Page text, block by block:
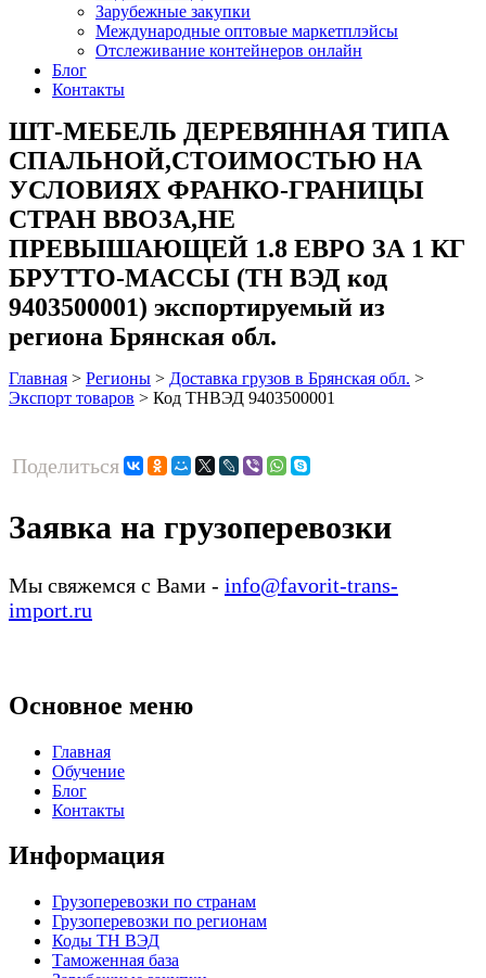
Зарубежные закупки
Международные оптовые маркетплэйсы
Отслеживание контейнеров онлайн
Блог
Контакты
ШТ-МЕБЕЛЬ ДЕРЕВЯННАЯ ТИПА
СПАЛЬНОЙ,СТОИМОСТЬЮ НА
УСЛОВИЯХ ФРАНКО-ГРАНИЦЫ
СТРАН ВВОЗА,НЕ
ПРЕВЫШАЮЩЕЙ 1.8 ЕВРО ЗА 1 КГ
БРУТТО-МАССЫ (ТН ВЭД код
9403500001) экспортируемый из
региона Брянская обл.
Главная > Регионы > Доставка грузов в Брянская обл. >
Экспорт товаров > Код ТНВЭД 9403500001
Поделиться
Заявка на грузоперевозки
Мы свяжемся с Вами - info@favorit-trans-
import.ru
Основное меню
Главная
Обучение
Блог
Контакты
Информация
Грузоперевозки по странам
Грузоперевозки по регионам
Коды ТН ВЭД
Таможенная база